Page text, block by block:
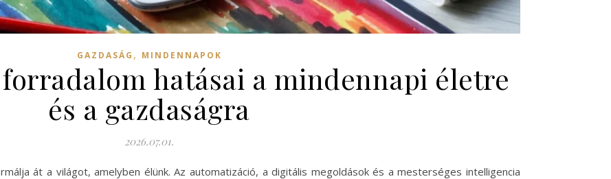
GAZDASÁG , MINDENNAPOK
hatásai a mindennapi életre
és a gazdaságra
2026.07.01.
át a világot, amelyben élünk. Az automatizáció, a digitális megoldások és a mesterséges intelligencia